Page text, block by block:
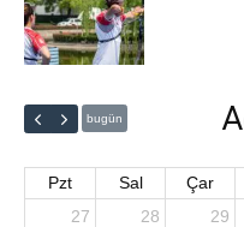
bugün
Pzt Sal Çar
27
28 29